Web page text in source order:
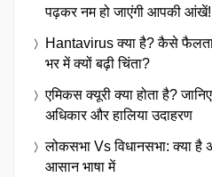
पढ़कर नम हो जाएंगी आपकी आंखें!
Hantavirus क्या है? कैसे फैलता
भर में क्यों बढ़ी चिंता?
एमिकस क्यूरी क्या होता है?
अधिकार और हालिया उदाहरण
लोकसभा Vs विधानसभा: क्या है
आसान भाषा में